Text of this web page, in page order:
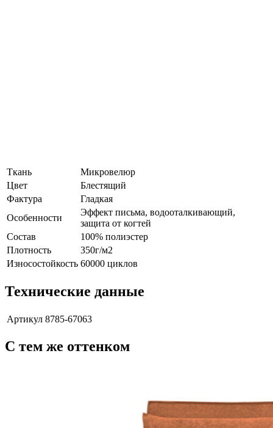
Ткань
Микровелюр
Цвет
Блестящий
Фактура
Гладкая
Особенности
Эффект письма, водооталкивающий,
защита от когтей
Состав
100% полиэстер
Плотность
350г/м2
Износостойкость 60000 циклов
Технические данные
Артикул 8785-67063
С тем же оттенком